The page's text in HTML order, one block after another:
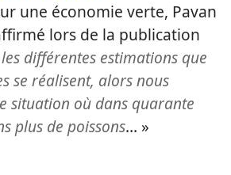
une économie verte, Pavan
lors de la publication
différentes estimations que
se réalisent, alors nous
situation où dans quarante
plus de poissons… »